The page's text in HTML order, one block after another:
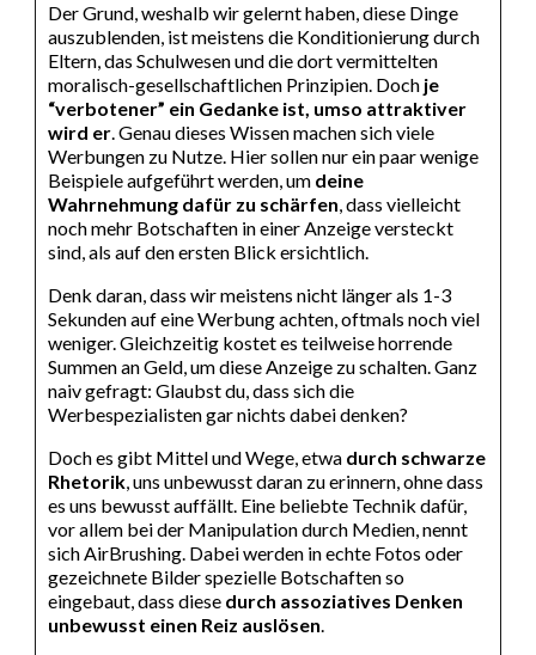
Der Grund, weshalb wir gelernt haben, diese Dinge
auszublenden, ist meistens die Konditionierung durch
Eltern, das Schulwesen und die dort vermittelten
moralisch-gesellschaftlichen Prinzipien. Doch je
“verbotener” ein Gedanke ist, umso attraktiver
wird er. Genau dieses Wissen machen sich viele
Werbungen zu Nutze. Hier sollen nur ein paar wenige
Beispiele aufgeführt werden, um deine
Wahrnehmung dafür zu schärfen, dass vielleicht
noch mehr Botschaften in einer Anzeige versteckt
sind, als auf den ersten Blick ersichtlich.
Denk daran, dass wir meistens nicht länger als 1-3
Sekunden auf eine Werbung achten, oftmals noch viel
weniger. Gleichzeitig kostet es teilweise horrende
Summen an Geld, um diese Anzeige zu schalten. Ganz
naiv gefragt: Glaubst du, dass sich die
Werbespezialisten gar nichts dabei denken?
Doch es gibt Mittel und Wege, etwa durch schwarze
Rhetorik, uns unbewusst daran zu erinnern, ohne dass
es uns bewusst auffällt. Eine beliebte Technik dafür,
vor allem bei der Manipulation durch Medien, nennt
sich AirBrushing. Dabei werden in echte Fotos oder
gezeichnete Bilder spezielle Botschaften so
eingebaut, dass diese durch assoziatives Denken
unbewusst einen Reiz auslösen.